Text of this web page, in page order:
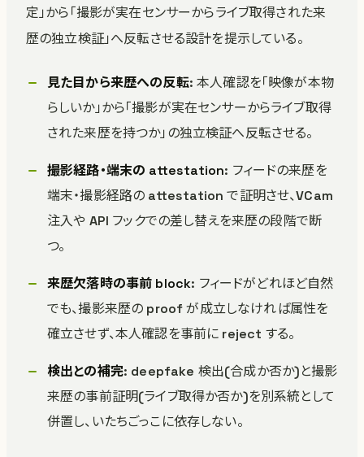
定」から「撮影が実在センサーからライブ取得された来
歴の独立検証」へ反転させる設計を提示している。
見た目から来歴への反転: 本人確認を「映像が本物
らしいか」から「撮影が実在センサーからライブ取得
された来歴を持つか」の独立検証へ反転させる。
撮影経路・端末の attestation: フィードの来歴を
端末・撮影経路の attestation で証明させ、VCam
注入や API フックでの差し替えを来歴の段階で断
つ。
来歴欠落時の事前 block: フィードがどれほど自然
でも、撮影来歴の proof が成立しなければ属性を
確立させず、本人確認を事前に reject する。
検出との補完: deepfake 検出(合成か否か)と撮影
来歴の事前証明(ライブ取得か否か)を別系統として
併置し、いたちごっこに依存しない。